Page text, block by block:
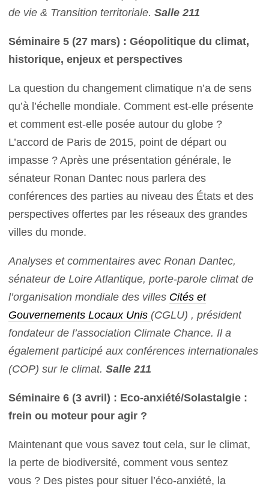
de vie & Transition territoriale.Salle 211
Séminaire 5 (27 mars) : Géopolitique du climat,
historique, enjeux et perspectives
La question du changement climatique n’a de sens
qu’à l’échelle mondiale. Comment est-elle présente
et comment est-elle posée autour du globe ?
L’accord de Paris de 2015, point de départ ou
impasse ? Après une présentation générale, le
sénateur Ronan Dantec nous parlera des
conférences des parties au niveau des États et des
perspectives offertes par les réseaux des grandes
villes du monde.
Analyses et commentaires avec Ronan Dantec,
sénateur de Loire Atlantique, porte-parole climat de
l’organisation mondiale des villes Cités et
Gouvernements Locaux Unis(CGLU) , président
fondateur de l’association Climate Chance. Il a
également participé aux conférences internationales
(COP) sur le climat.Salle 211
Séminaire 6 (3 avril) : Eco-anxiété/Solastalgie :
frein ou moteur pour agir ?
Maintenant que vous savez tout cela, sur le climat,
la perte de biodiversité, comment vous sentez
vous ? Des pistes pour situer l’éco-anxiété, la